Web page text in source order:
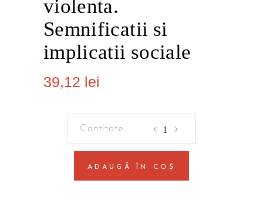
violenta.
Semnificatii si
implicatii sociale
39,12 lei
Semnificatii
si
ADAUGĂ ÎN COȘ